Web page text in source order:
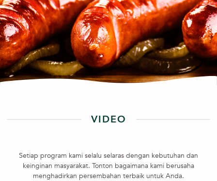
VIDEO
Setiap program kami selalu selaras dengan kebutuhan dan
keinginan masyarakat. Tonton bagaimana kami berusaha
menghadirkan persembahan terbaik untuk Anda.